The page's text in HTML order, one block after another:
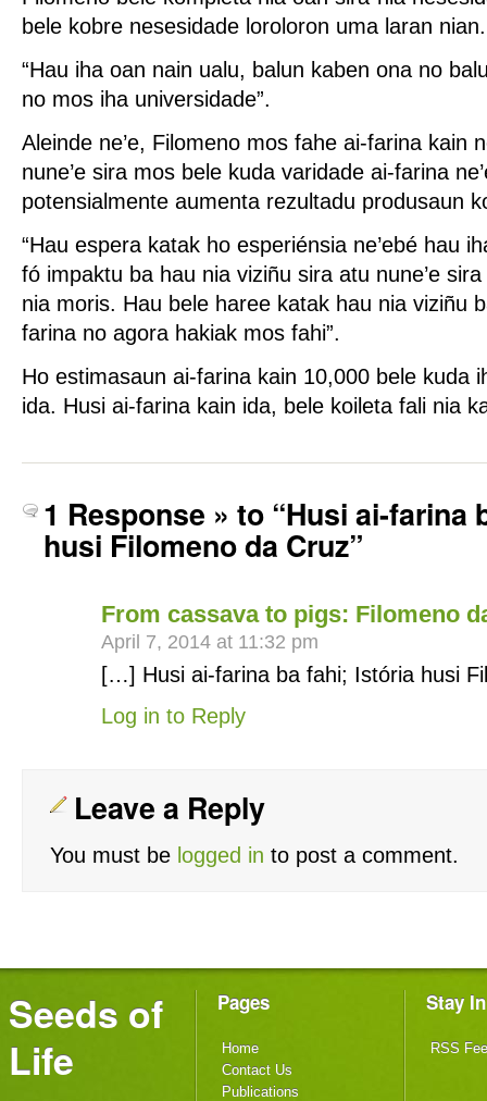
bele kobre nesesidade loroloron uma laran nian.
“Hau iha oan nain ualu, balun kaben ona no
no mos iha universidade”.
Aleinde ne’e, Filomeno mos fahe ai-farina kain
nune’e sira mos bele kuda varidade ai-farina
potensialmente aumenta rezultadu produsaun
“Hau espera katak ho esperiénsia ne’ebé hau
fó impaktu ba hau nia viziñu sira atu nune’e
nia moris. Hau bele haree katak hau nia viziñu
farina no agora hakiak mos fahi”.
Ho estimasaun ai-farina kain 10,000 bele kuda
ida. Husi ai-farina kain ida, bele koileta fali nia
1 Response » to “Husi ai-farina
husi Filomeno da Cruz”
From cassava to pigs: Filomeno
April 7, 2014 at 11:32 pm
[…] Husi ai-farina ba fahi; Istória husi
Log in to Reply
Leave a Reply
You must be logged in to post a comment.
Seeds of
Life
Pages
Home
Contact Us
Publications
Stay
RSS